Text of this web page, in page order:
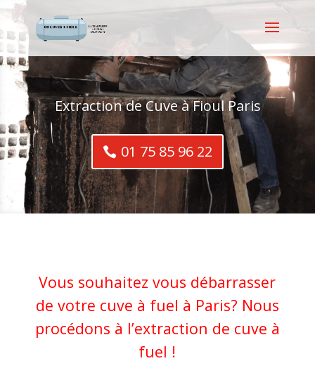
Extraction de Cuve à Fioul Paris
01 75 85 96 22
Vous souhaitez vous débarrasser
de votre cuve à fuel à Paris? Nous
procédons à l’extraction de cuve à
fuel !